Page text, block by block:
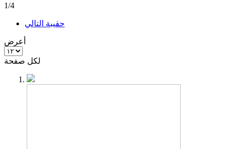
1/4
حقيبة التالي
أعرض
لكل صفحة